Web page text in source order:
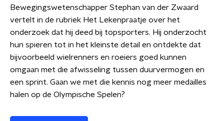
Bewegingswetenschapper Stephan van der Zwaard
vertelt in de rubriek Het Lekenpraatje over het
onderzoek dat hij deed bij topsporters. Hij onderzocht
hun spieren tot in het kleinste detail en ontdekte dat
bijvoorbeeld wielrenners en roeiers goed kunnen
omgaan met die afwisseling tussen duurvermogen en
een sprint. Gaan we met die kennis nog meer medailles
halen op de Olympische Spelen?